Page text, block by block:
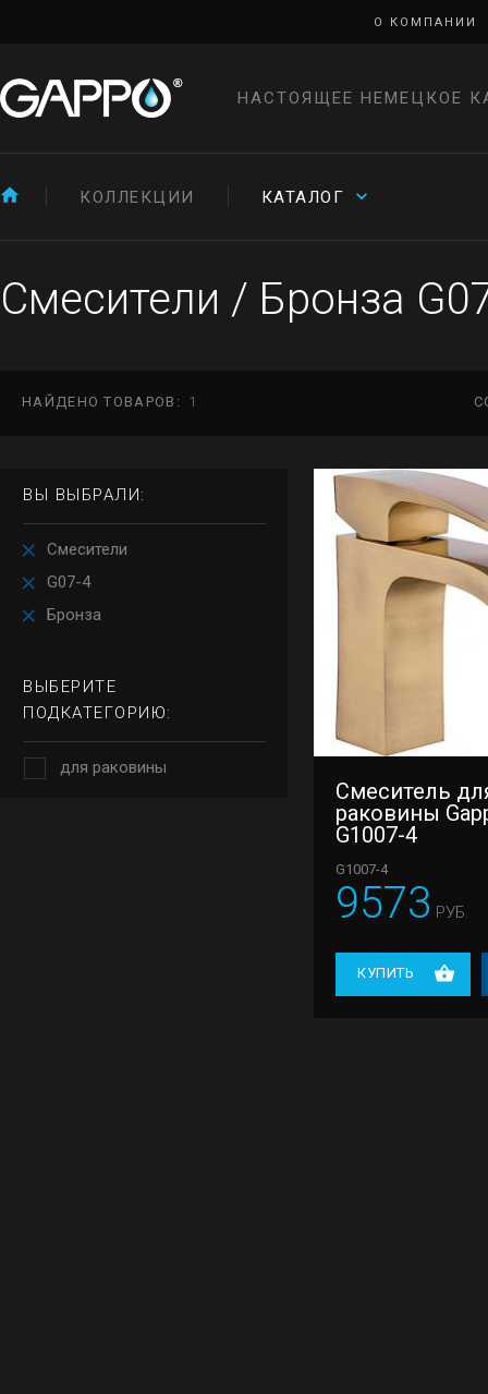
О КОМПАНИИ
НАСТОЯЩЕЕ НЕМЕЦКОЕ
КОЛЛЕКЦИИ КАТАЛОГ
Смесители / Бронза
НАЙДЕНО ТОВАРОВ: 1
ВЫ ВЫБРАЛИ:
Смесители
G07-4
Бронза
ВЫБЕРИТЕ
ПОДКАТЕГОРИЮ:
для раковины
Смеситель
раковины
G1007-4
G1007-4
9573 РУБ.
КУПИТЬ